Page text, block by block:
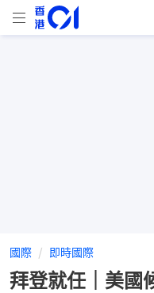
國際 即時國際
拜登就任｜美國